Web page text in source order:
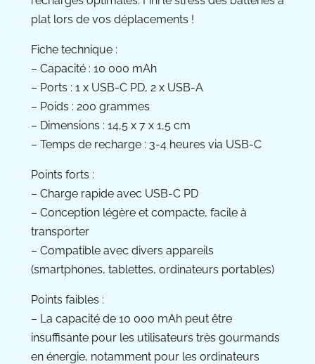
plat lors de vos déplacements !
Fiche technique :
– Capacité : 10 000 mAh
– Ports : 1 x USB-C PD, 2 x USB-A
– Poids : 200 grammes
– Dimensions : 14,5 x 7 x 1,5 cm
– Temps de recharge : 3-4 heures via USB-C
Points forts :
– Charge rapide avec USB-C PD
– Conception légère et compacte, facile à
transporter
– Compatible avec divers appareils
(smartphones, tablettes, ordinateurs portables)
Points faibles :
– La capacité de 10 000 mAh peut être
insuffisante pour les utilisateurs très gourmands
en énergie, notamment pour les ordinateurs